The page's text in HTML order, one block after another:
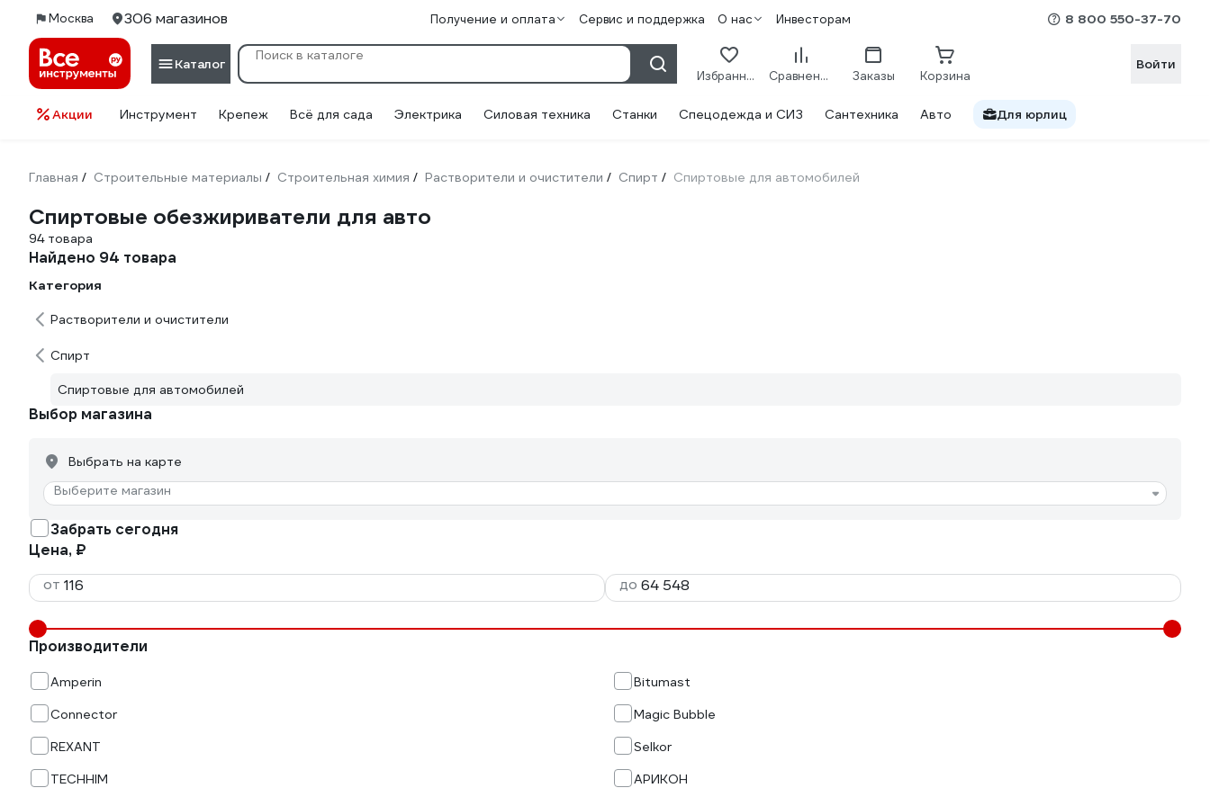
Москва 306 магазинов Получение и оплата Сервис и поддержка О нас Инвесторам 8 800 550-37-70
Каталог
Избранное Сравнение Заказы Корзина
Войти
Акции Инструмент Крепеж Всё для сада Электрика Силовая техника Станки Спецодежда и СИЗ Сантехника Авто Для юрлиц
Главная / Строительные материалы / Строительная химия / Растворители и очистители / Спирт / Спиртовые для автомобилей
Спиртовые обезжириватели для авто
94 товара
Найдено 94 товара
Категория
Растворители и очистители
Спирт
Спиртовые для автомобилей
Выбор магазина
Выбрать на карте
Выберите магазин
Забрать сегодня
Цена, ₽
от
до
Производители
Amperin
Bitumast
Connector
Magic Bubble
REXANT
Selkor
TECHHIM
АРИКОН